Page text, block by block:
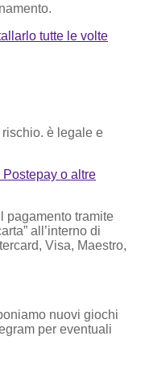
tutte le volte
è legale e
o altre
pagamento tramite
all’interno di
Visa, Maestro,
nuovi giochi
per eventuali